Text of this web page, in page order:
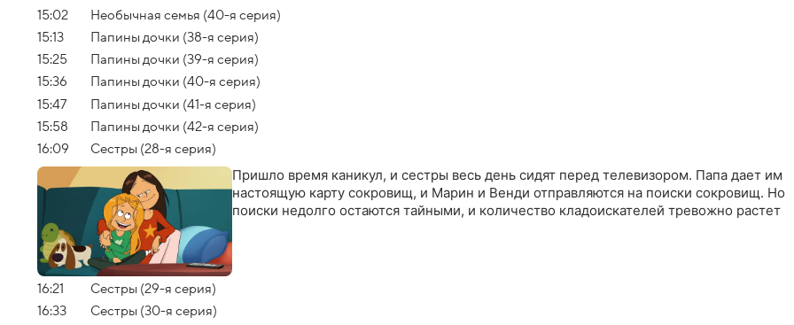
15:02
Необычная семья (40-я серия)
15:13
Папины дочки (38-я серия)
15:25
Папины дочки (39-я серия)
15:36
Папины дочки (40-я серия)
15:47
Папины дочки (41-я серия)
15:58
Папины дочки (42-я серия)
16:09
Сестры (28-я серия)
Пришло время каникул, и сестры весь день сидят перед телевизором. Папа дает им
настоящую карту сокровищ, и Марин и Венди отправляются на поиски сокровищ. Но
поиски недолго остаются тайными, и количество кладоискателей тревожно растет
16:21
Сестры (29-я серия)
16:33
Сестры (30-я серия)